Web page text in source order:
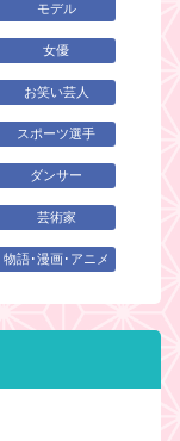
モデル
女優
お笑い芸人
スポーツ選手
ダンサー
芸術家
物語･漫画･アニメ